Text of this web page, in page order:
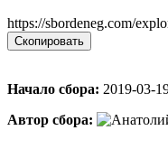
https://sbordeneg.com/
Скопировать
Начало сбора: 2019-03-
Автор сбора: